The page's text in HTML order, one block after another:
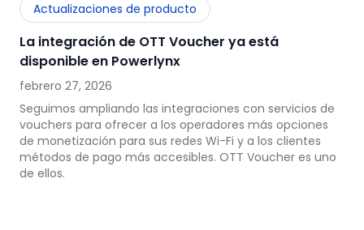
Actualizaciones de producto
La integración de OTT Voucher ya está
disponible en Powerlynx
febrero 27, 2026
Seguimos ampliando las integraciones con servicios de
vouchers para ofrecer a los operadores más opciones
de monetización para sus redes Wi-Fi y a los clientes
métodos de pago más accesibles. OTT Voucher es uno
de ellos.